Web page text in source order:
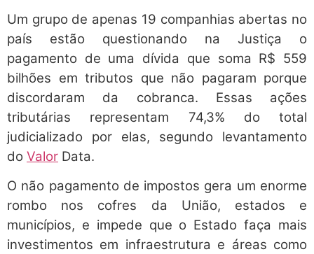
Um grupo de apenas 19 companhias abertas no
país estão questionando na Justiça o
pagamento de uma dívida que soma R$ 559
bilhões em tributos que não pagaram porque
discordaram da cobranca. Essas ações
tributárias representam 74,3% do total
judicializado por elas, segundo levantamento
do Valor Data.
O não pagamento de impostos gera um enorme
rombo nos cofres da União, estados e
municípios, e impede que o Estado faça mais
investimentos em infraestrutura e áreas como